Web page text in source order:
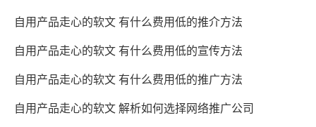
自用产品走心的软文 有什么费用低的推介方法
自用产品走心的软文 有什么费用低的宣传方法
自用产品走心的软文 有什么费用低的推广方法
自用产品走心的软文 解析如何选择网络推广公司